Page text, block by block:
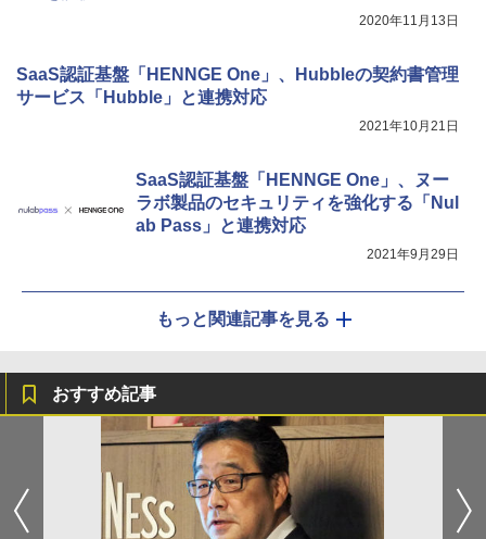
2020年11月13日
SaaS認証基盤「HENNGE One」、Hubbleの契約書管理
サービス「Hubble」と連携対応
2021年10月21日
SaaS認証基盤「HENNGE One」、ヌー
ラボ製品のセキュリティを強化する「Nul
ab Pass」と連携対応
2021年9月29日
もっと関連記事を見る
おすすめ記事